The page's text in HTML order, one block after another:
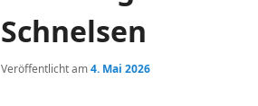
Schnelsen
Veröffentlicht am4. Mai 2026